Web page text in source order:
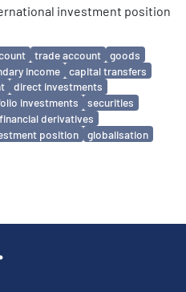
investment position
trade account
goods
income
capital transfers
direct investments
investments
securities
financial derivatives
position globalisation